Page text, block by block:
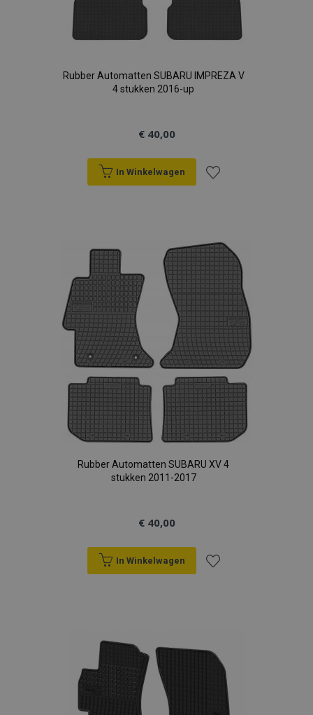
Rubber Automatten SUBARU IMPREZA V
4 stukken 2016-up
€ 40,00
In Winkelwagen
aan
verlanglijst
Rubber Automatten SUBARU XV 4
stukken 2011-2017
€ 40,00
In Winkelwagen
verlanglijst